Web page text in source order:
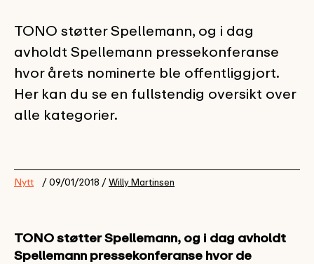
TONO støtter Spellemann, og i dag
avholdt Spellemann pressekonferanse
hvor årets nominerte ble offentliggjort.
Her kan du se en fullstendig oversikt over
alle kategorier.
Nytt / 09/01/2018 /Willy Martinsen
TONO støtter Spellemann, og i dag avholdt
Spellemann pressekonferanse hvor de